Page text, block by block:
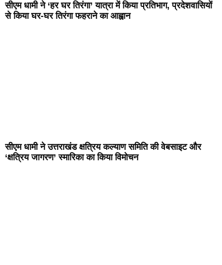
सीएम धामी ने ‘हर घर तिरंगा’ यात्रा में किया प्रतिभाग, प्रदेशवासियों
से किया घर-घर तिरंगा फहराने का आह्वान
सीएम धामी ने उत्तराखंड क्षत्रिय कल्याण समिति की वेबसाइट और
‘क्षत्रिय जागरण’ स्मारिका का किया विमोचन